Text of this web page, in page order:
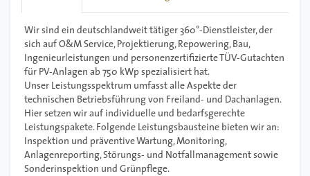
Wir sind ein deutschlandweit tätiger 360°-Dienstleister, der
sich auf O&M Service, Projektierung, Repowering, Bau,
Ingenieurleistungen und personenzertifizierte TÜV-Gutachten
für PV-Anlagen ab 750 kWp spezialisiert hat.
Unser Leistungsspektrum umfasst alle Aspekte der
technischen Betriebsführung von Freiland- und Dachanlagen.
Hier setzen wir auf individuelle und bedarfsgerechte
Leistungspakete. Folgende Leistungsbausteine bieten wir an:
Inspektion und präventive Wartung, Monitoring,
Anlagenreporting, Störungs- und Notfallmanagement sowie
Sonderinspektion und Grünpflege.